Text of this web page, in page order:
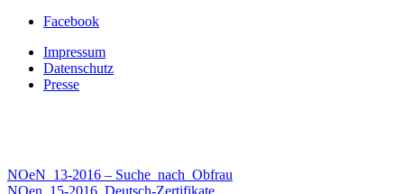
Facebook
Impressum
Datenschutz
Presse
NOeN_13-2016 – Suche_nach_Obfrau
NOen_15-2016_Deutsch-Zertifikate